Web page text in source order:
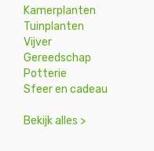
Kamerplanten
Tuinplanten
Vijver
Gereedschap
Potterie
Sfeer en cadeau
Bekijk alles >